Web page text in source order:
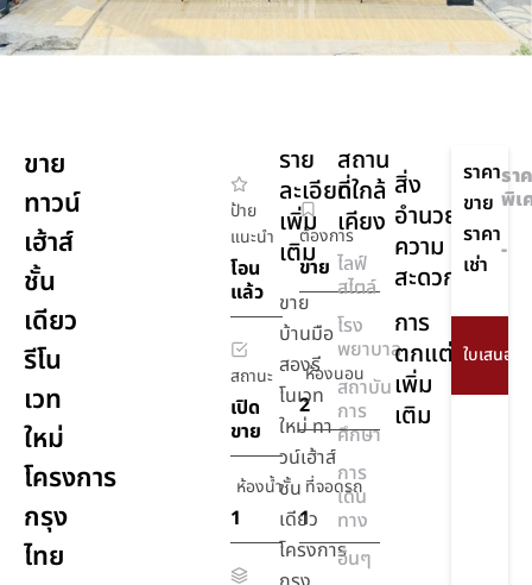
ขาย
ทาวน์
เฮ้าส์
ชั้น
เดียว
รีโน
เวท
ใหม่
โครงการ
กรุง
ไทย
ป้าย
แนะนำ
โอน
แล้ว
ต้องการ
ขาย
สถานะ
เปิด
ขาย
ห้องนอน
2
ห้องน้ำ
1
ที่จอดรถ
1
ราย
ละเอียด
เพิ่ม
เติม
ขาย
บ้านมือ
สองรี
โนเวท
ใหม่ ทา
วน์เฮ้าส์
ชั้น
เดียว
โครงการ
สถาน
ที่ใกล้
เคียง
ไลฟ์
สไตล์
โรง
พยาบาล
สถาบัน
การ
ศึกษา
การ
เดิน
ทาง
อื่นๆ
สิ่ง
อำนวย
ความ
สะดวก
การ
ตกแต่ง
เพิ่ม
เติม
ราคา
ขาย
รา
พิเ
ราคา
เช่า
-